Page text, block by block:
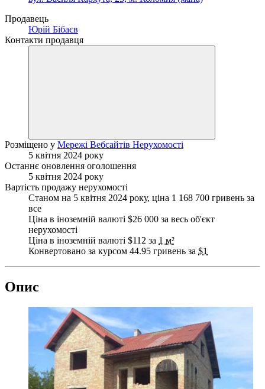
Продавець
Юрій Бібаєв
Контакти продавця
Розміщено у Мережі Вебсайтів Нерухомості
5 квітня 2024 року
Останнє оновлення оголошення
5 квітня 2024 року
Вартість продажу нерухомості
Станом на 5 квітня 2024 року, ціна 1 168 700 гривень за
все
Ціна в іноземній валюті $26 000 за весь об'єкт
нерухомості
Ціна в іноземній валюті $112 за 1 м²
Конвертовано за курсом 44.95 гривень за $1
Опис